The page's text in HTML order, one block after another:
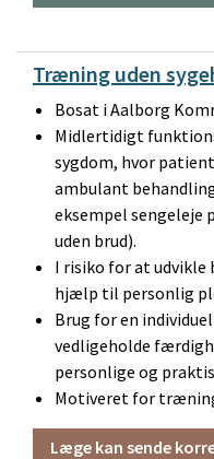
Træning uden
Bosat i Aalborg
Midlertidigt
sygdom, hvor
ambulant
eksempel sengeleje
uden brud).
I risiko for at udvikle
hjælp til personlig
Brug for en
vedligeholde
personlige og
Motiveret for
Læge kan sende